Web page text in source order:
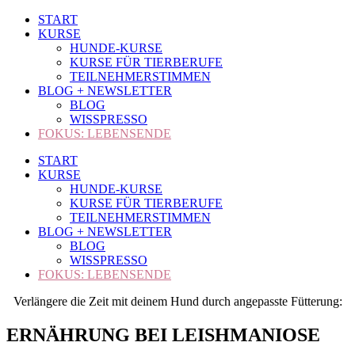
START
KURSE
HUNDE-KURSE
KURSE FÜR TIERBERUFE
TEILNEHMERSTIMMEN
BLOG + NEWSLETTER
BLOG
WISSPRESSO
FOKUS: LEBENSENDE
START
KURSE
HUNDE-KURSE
KURSE FÜR TIERBERUFE
TEILNEHMERSTIMMEN
BLOG + NEWSLETTER
BLOG
WISSPRESSO
FOKUS: LEBENSENDE
Verlängere die Zeit mit deinem Hund durch angepasste Fütterung:
ERNÄHRUNG BEI LEISHMANIOSE